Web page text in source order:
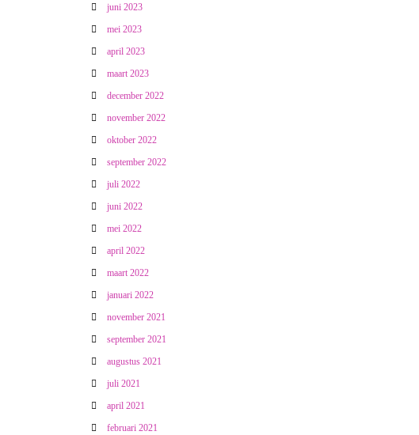
juni 2023
mei 2023
april 2023
maart 2023
december 2022
november 2022
oktober 2022
september 2022
juli 2022
juni 2022
mei 2022
april 2022
maart 2022
januari 2022
november 2021
september 2021
augustus 2021
juli 2021
april 2021
februari 2021